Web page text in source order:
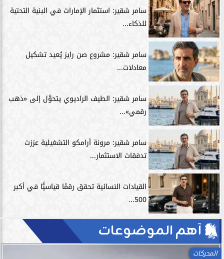
سامر شقير: استثمار الإمارات في البنية التحتية
للذكاء...
سامر شقير: مشروع صن رايز يُعيد تشكيل
معادلات...
سامر شقير: الطيف الراديوي يتحوَّل إلى «ذهب
رقمي»...
سامر شقير: مرونة أرامكو التشغيلية عززت
تدفقات الاستثمار...
القيادات النسائية تحقق رقمًا قياسيًّا في أكبر
500...
آهم الموضوعات